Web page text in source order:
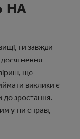
НА
ти завжди
що
виклики є
зростання.
у тій справі,